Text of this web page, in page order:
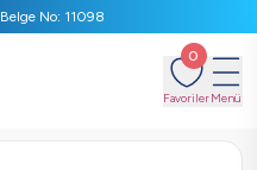
No: 11098
0
FavorilerMenü